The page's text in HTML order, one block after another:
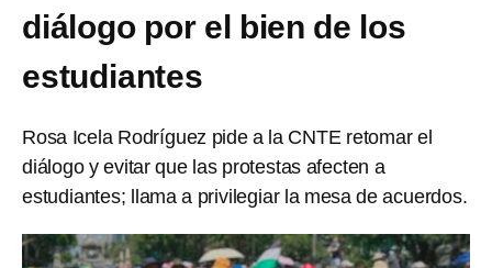
diálogo por el bien de los
estudiantes
Rosa Icela Rodríguez pide a la CNTE retomar el
diálogo y evitar que las protestas afecten a
estudiantes; llama a privilegiar la mesa de acuerdos.